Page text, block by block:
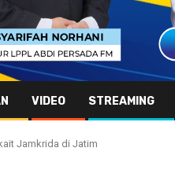
VIDEO STREAMING
Jamkrida di Jatim